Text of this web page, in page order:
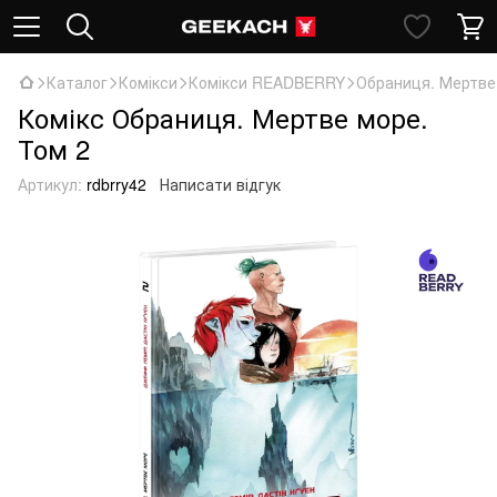
Каталог Комікси Комікси READBERRY Обраниця.
Комікс Обраниця. Мертве море.
Том 2
Артикул: rdbrry42 Написати відгук